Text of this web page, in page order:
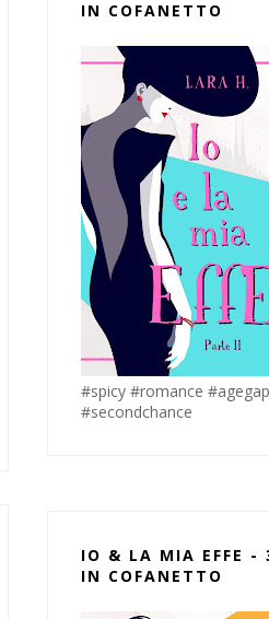
IN COFANETTO
#spicy #romance #agegap
#secondchance
IO & LA MIA EFFE -
IN COFANETTO